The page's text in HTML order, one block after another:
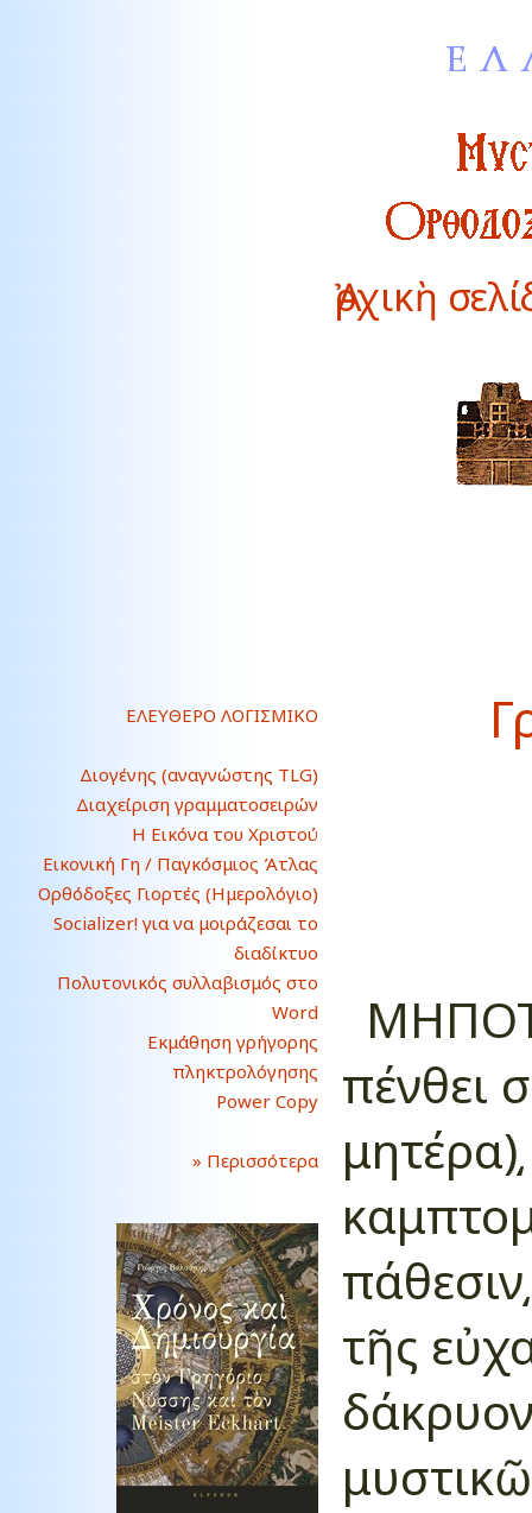
Ἀρχικὴ
ΕΛΕΥΘΕΡΟ ΛΟΓΙΣΜΙΚΟ
Διογένης (αναγνώστης TLG)
Διαχείριση γραμματοσειρών
Η Εικόνα του Χριστού
Εικονική Γη / Παγκόσμιος Άτλας
Ορθόδοξες Γιορτές (Ημερολόγιο)
Socializer! για να μοιράζεσαι το
διαδίκτυο
Πολυτονικός συλλαβισμός στο
Word
Εκμάθηση γρήγορης
πληκτρολόγησης
Power Copy
» Περισσότερα
πένθει
τῆς